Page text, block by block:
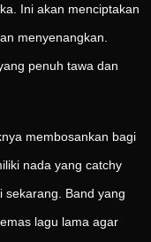
Ini akan menciptakan
menyenangkan.
penuh tawa dan
membosankan bagi
nada yang catchy
sekarang. Band yang
lagu lama agar